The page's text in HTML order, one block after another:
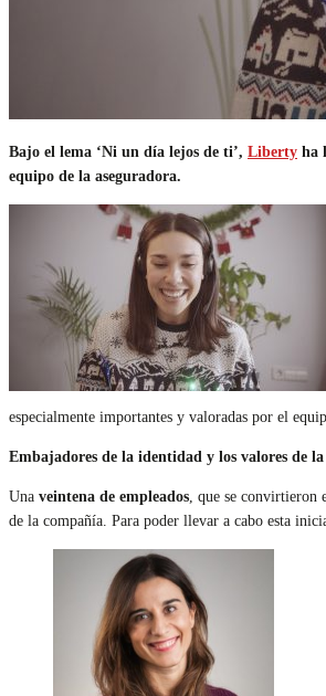
Bajo el lema ‘Ni un día lejos de ti’, Liberty ha
equipo de la aseguradora.
especialmente importantes y valoradas por el
Embajadores de la identidad y los valores de
Una veintena de empleados , que se
de la compañía. Para poder llevar a cabo esta